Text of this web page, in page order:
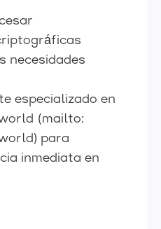
necesidades
especializado en
(mailto:
para
inmediata en